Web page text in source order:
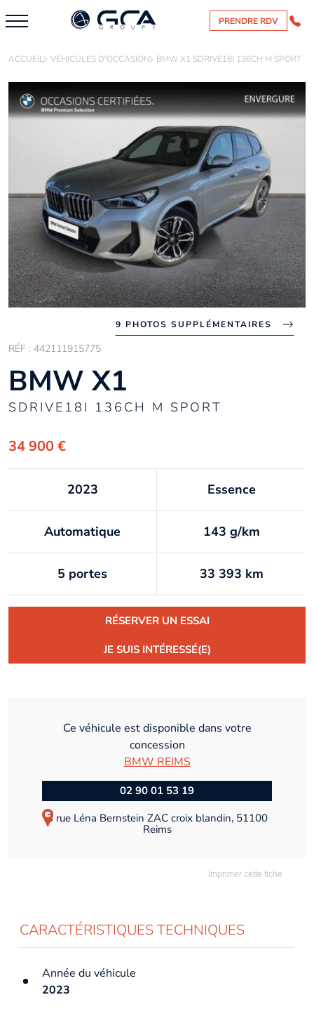
PRENDRE RDV
ACCUEIL VÉHICULES D'OCCASION BMW X1 SDRIVE18I 136CH M SPORT
9 PHOTOS SUPPLÉMENTAIRES
RÉF : 442111915775
BMW X1
SDRIVE18I 136CH M SPORT
34 900 €
2023 Essence
Automatique 143 g/km
5 portes 33 393 km
RÉSERVER UN ESSAI
JE SUIS INTÉRESSÉ(E)
Ce véhicule est disponible dans votre
concession
BMW REIMS
02 90 01 53 19
3 rue Léna Bernstein ZAC croix blandin, 51100
Reims
Imprimer cette fiche
CARACTÉRISTIQUES TECHNIQUES
Année du véhicule
2023